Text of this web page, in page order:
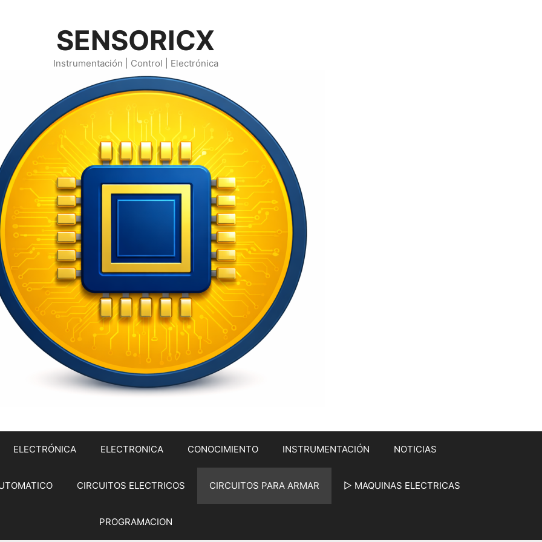
SENSORICX
Instrumentación | Control | Electrónica
ELECTRÓNICA ELECTRONICA CONOCIMIENTO INSTRUMENTACIÓN NOTICIAS
CIRCUITOS ELECTRICOS CIRCUITOS PARA ARMAR ▷ MAQUINAS ELECTRICAS
PROGRAMACION